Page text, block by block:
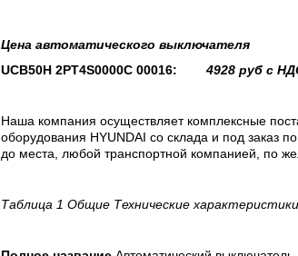
Цена автоматического выключателя
UCB50H 2PT4S0000C 00016:
4928 руб с
Наша компания осуществляет комплексные
оборудования HYUNDAI со склада и под заказ
до места, любой транспортной компанией, по
Таблица 1 Общие Технические характеристики